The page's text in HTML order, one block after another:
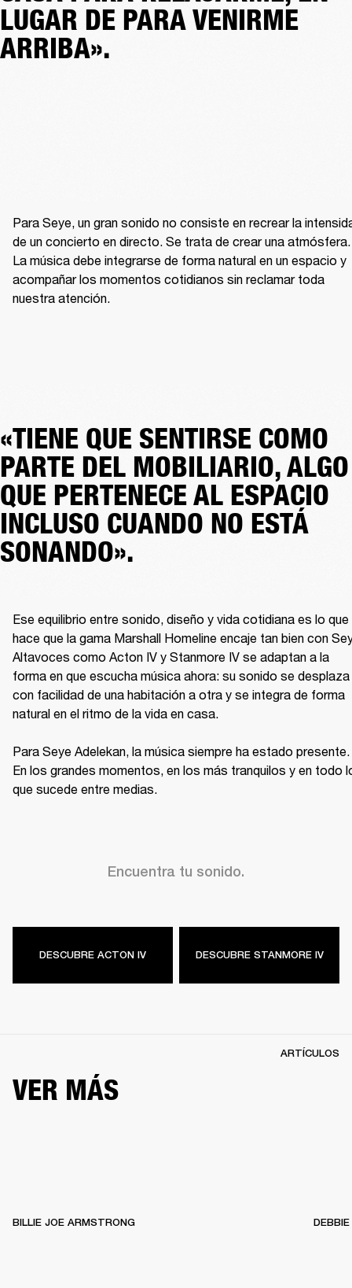
LUGAR DE PARA VENIRME
ARRIBA».
Para Seye, un gran sonido no consiste en recrear la
de un concierto en directo. Se trata de crear una atmósfera.
La música debe integrarse de forma natural en un espacio y
acompañar los momentos cotidianos sin reclamar toda
nuestra atención.
«TIENE QUE SENTIRSE COMO
PARTE DEL MOBILIARIO, ALGO
QUE PERTENECE AL ESPACIO
INCLUSO CUANDO NO ESTÁ
SONANDO».
Ese equilibrio entre sonido, diseño y vida cotidiana es lo que
hace que la gama Marshall Homeline encaje tan bien con
Altavoces como Acton IV y Stanmore IV se adaptan a la
forma en que escucha música ahora: su sonido se desplaza
con facilidad de una habitación a otra y se integra de forma
natural en el ritmo de la vida en casa.
Para Seye Adelekan, la música siempre ha estado presente.
En los grandes momentos, en los más tranquilos y en todo
que sucede entre medias.
Encuentra tu sonido.
DESCUBRE ACTON IV DESCUBRE STANMORE IV
VER MÁS
ARTÍCULOS
BILLIE JOE ARMSTRONG